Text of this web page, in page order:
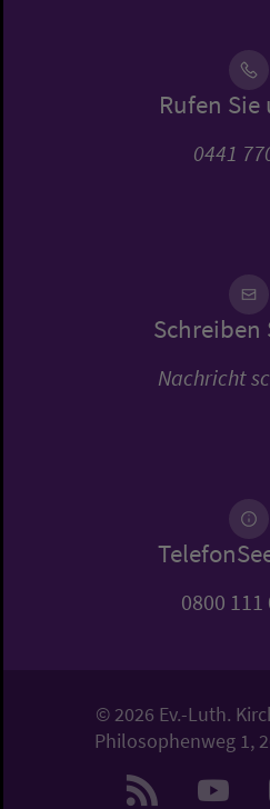
Rufen Sie
0441
Schreiben
Nachricht
0800 111
© 2026 Ev.-Luth.
Philosophenweg 1,